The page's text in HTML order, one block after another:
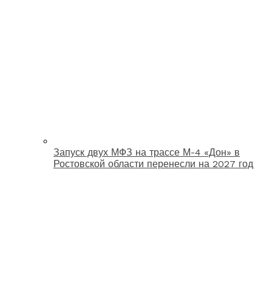
Запуск двух МФЗ на трассе М-4 «Дон» в
Ростовской области перенесли на 2027 год